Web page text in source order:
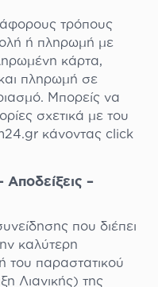
τρόπους
ή πληρωμή με
κάρτα,
πληρωμή σε
Μπορείς να
σχετικά με του
κάνοντας click
–
που διέπει
καλύτερη
του παραστατικού
Λιανικής) της